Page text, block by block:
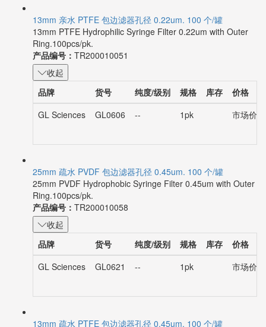
13mm 亲水 PTFE 包边滤器孔径 0.22um. 100 个/罐
13mm PTFE Hydrophilic Syringe Filter 0.22um with Outer
Ring.100pcs/pk.
产品编号： TR200010051
收起
品牌
货号 纯度/级别 规格 库存
价格
GL Sciences
GL0606 -- 1pk 市场价
25mm 疏水 PVDF 包边滤器孔径 0.45um. 100 个/罐
25mm PVDF Hydrophobic Syringe Filter 0.45um with Outer
Ring.100pcs/pk.
产品编号： TR200010058
收起
品牌
货号 纯度/级别 规格 库存
价格
GL Sciences
GL0621 -- 1pk 市场价
13mm 疏水 PTFE 包边滤器孔径 0.45um. 100 个/罐